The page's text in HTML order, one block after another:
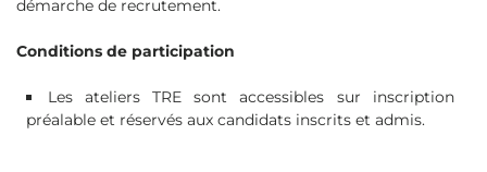
démarche de recrutement.
Conditions de participation
Les ateliers TRE sont accessibles sur inscription
préalable et réservés aux candidats inscrits et admis.